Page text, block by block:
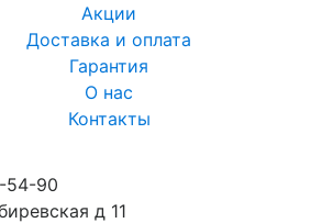
Акции
Доставка и оплата
Гарантия
О нас
Контакты
54-90
д 11